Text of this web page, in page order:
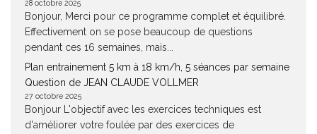
28 octobre 2025
Bonjour, Merci pour ce programme complet et équilibré.
Effectivement on se pose beaucoup de questions
pendant ces 16 semaines, mais...
Plan entrainement 5 km à 18 km/h, 5 séances par semaine
Question de JEAN CLAUDE VOLLMER
27 octobre 2025
Bonjour L'objectif avec les exercices techniques est
d'améliorer votre foulée par des exercices de